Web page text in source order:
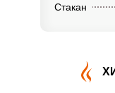
Стакан